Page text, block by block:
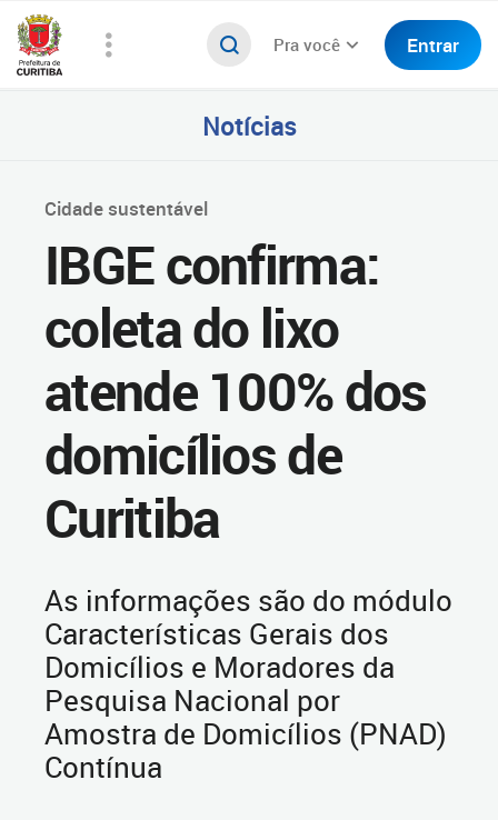
Pra você Entrar
Notícias
Cidade sustentável
IBGE confirma:
coleta do lixo
atende 100% dos
domicílios de
Curitiba
As informações são do módulo
Características Gerais dos
Domicílios e Moradores da
Pesquisa Nacional por
Amostra de Domicílios (PNAD)
Contínua